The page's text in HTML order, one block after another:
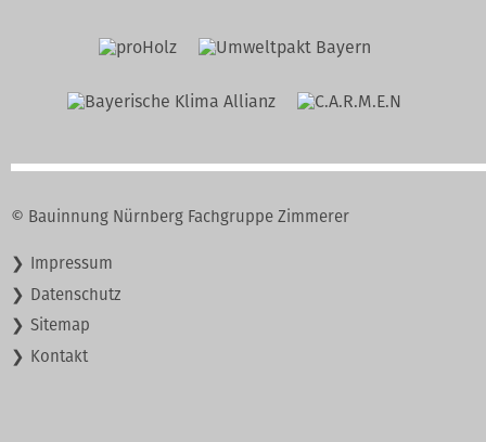
© Bauinnung Nürnberg Fachgruppe Zimmerer
Navigation
Impressum
Datenschutz
Sitemap
Kontakt